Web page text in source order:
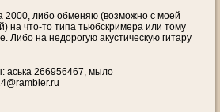
2000, либо обменяю (возможно с моей
на что-то типа тьюбскримера или тому
Либо на недорогую акустическую гитару
аська 266956467, мыло